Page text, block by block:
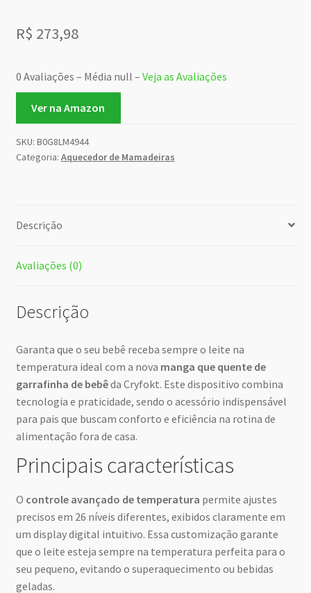
R$ 273,98
0 Avaliações – Média null – Veja as Avaliações
Ver na Amazon
SKU: B0G8LM4944
Categoria: Aquecedor de Mamadeiras
Descrição
Avaliações (0)
Descrição
Garanta que o seu bebê receba sempre o leite na
temperatura ideal com a nova manga que quente de
garrafinha de bebêda Cryfokt. Este dispositivo combina
tecnologia e praticidade, sendo o acessório indispensável
para pais que buscam conforto e eficiência na rotina de
alimentação fora de casa.
Principais características
O controle avançado de temperatura permite ajustes
precisos em 26 níveis diferentes, exibidos claramente em
um display digital intuitivo. Essa customização garante
que o leite esteja sempre na temperatura perfeita para o
seu pequeno, evitando o superaquecimento ou bebidas
geladas.